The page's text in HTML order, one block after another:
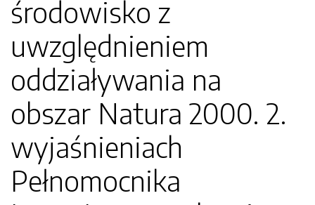
środowisko z
uwzględnieniem
oddziaływania na
obszar Natura 2000. 2.
wyjaśnieniach
Pełnomocnika